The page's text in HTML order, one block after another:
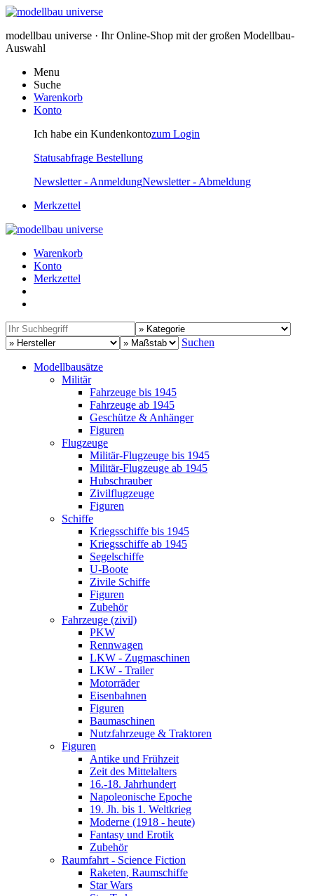
modellbau universe · Ihr Online-Shop mit der großen Modellbau-
Auswahl
Menu
Suche
Warenkorb
Konto
Ich habe ein Kundenkontozum Login
Statusabfrage Bestellung
Newsletter - AnmeldungNewsletter - Abmeldung
Merkzettel
Warenkorb
Konto
Merkzettel
Suchen
Modellbausätze
Militär
Fahrzeuge bis 1945
Fahrzeuge ab 1945
Geschütze & Anhänger
Figuren
Flugzeuge
Militär-Flugzeuge bis 1945
Militär-Flugzeuge ab 1945
Hubschrauber
Zivilflugzeuge
Figuren
Schiffe
Kriegsschiffe bis 1945
Kriegsschiffe ab 1945
Segelschiffe
U-Boote
Zivile Schiffe
Figuren
Zubehör
Fahrzeuge (zivil)
PKW
Rennwagen
LKW - Zugmaschinen
LKW - Trailer
Motorräder
Eisenbahnen
Figuren
Baumaschinen
Nutzfahrzeuge & Traktoren
Figuren
Antike und Frühzeit
Zeit des Mittelalters
16.-18. Jahrhundert
Napoleonische Epoche
19. Jh. bis 1. Weltkrieg
Moderne (1918 - heute)
Fantasy und Erotik
Zubehör
Raumfahrt - Science Fiction
Raketen, Raumschiffe
Star Wars